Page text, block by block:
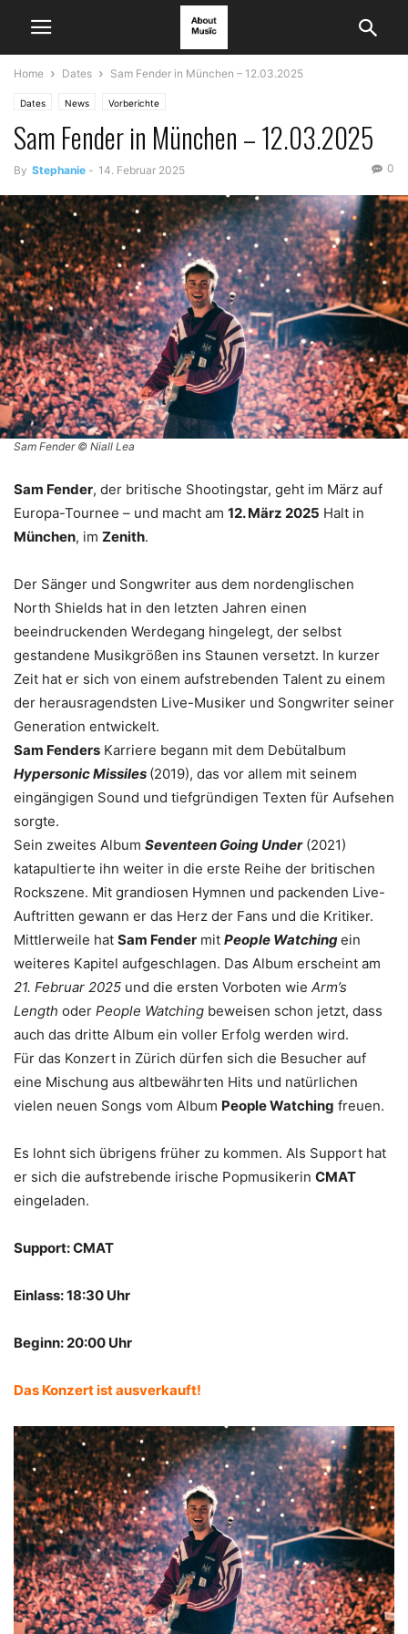
Home Dates Sam Fender in München – 12.03.2025
Dates News Vorberichte
Sam Fender in München – 12.03.2025
By Stephanie - 14. Februar 2025 0
Sam Fender © Niall Lea
Sam Fender, der britische Shootingstar, geht im März auf
Europa-Tournee – und macht am 12. März 2025 Halt in
München, im Zenith.
Der Sänger und Songwriter aus dem nordenglischen
North Shields hat in den letzten Jahren einen
beeindruckenden Werdegang hingelegt, der selbst
gestandene Musikgrößen ins Staunen versetzt. In kurzer
Zeit hat er sich von einem aufstrebenden Talent zu einem
der herausragendsten Live-Musiker und Songwriter seiner
Generation entwickelt.
Sam Fenders Karriere begann mit dem Debütalbum
Hypersonic Missiles (2019), das vor allem mit seinem
eingängigen Sound und tiefgründigen Texten für Aufsehen
sorgte.
Sein zweites Album Seventeen Going Under(2021)
katapultierte ihn weiter in die erste Reihe der britischen
Rockszene. Mit grandiosen Hymnen und packenden Live-
Auftritten gewann er das Herz der Fans und die Kritiker.
Mittlerweile hat Sam Fender mit People Watchingein
weiteres Kapitel aufgeschlagen. Das Album erscheint am
21. Februar 2025 und die ersten Vorboten wie Arm’s
Length oder People Watching beweisen schon jetzt, dass
auch das dritte Album ein voller Erfolg werden wird.
Für das Konzert in Zürich dürfen sich die Besucher auf
eine Mischung aus altbewährten Hits und natürlichen
vielen neuen Songs vom Album People Watching freuen.
Es lohnt sich übrigens früher zu kommen. Als Support hat
er sich die aufstrebende irische Popmusikerin CMAT
eingeladen.
Support: CMAT
Einlass: 18:30 Uhr
Beginn: 20:00 Uhr
Das Konzert ist ausverkauft!